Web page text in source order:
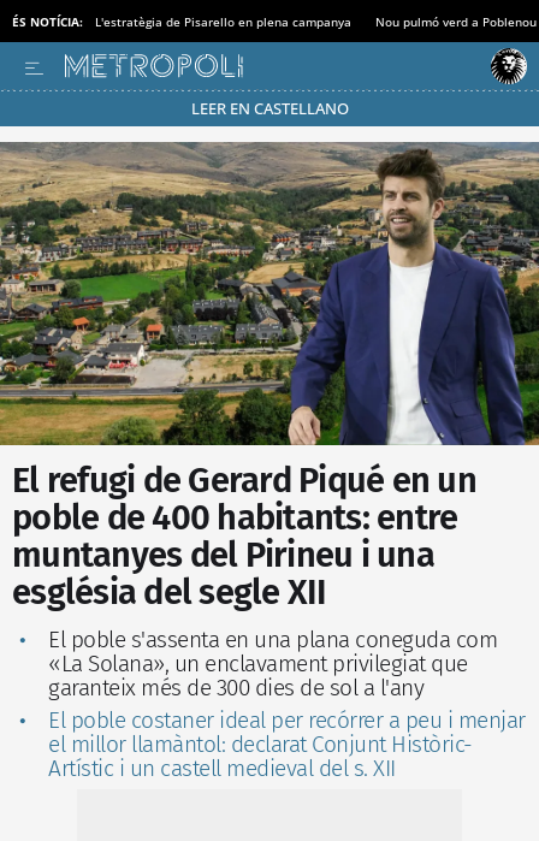
ÉS NOTÍCIA: L'estratègia de Pisarello en plena campanya Nou pulmó verd a Poblenou
LEER EN CASTELLANO
Passa’t al mode estalvi
El refugi de Gerard Piqué en un
poble de 400 habitants: entre
muntanyes del Pirineu i una
església del segle XII
El poble s'assenta en una plana coneguda com
«La Solana», un enclavament privilegiat que
garanteix més de 300 dies de sol a l'any
El poble costaner ideal per recórrer a peu i menjar
el millor llamàntol: declarat Conjunt Històric-
Artístic i un castell medieval del s. XII